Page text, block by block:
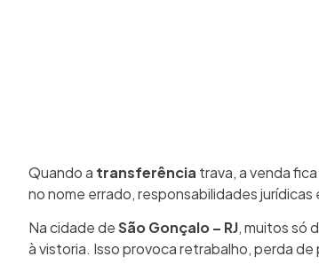
Quando a transferência trava, a venda
no nome errado, responsabilidades
Na cidade deSão Gonçalo – RJ, muitos só
à vistoria. Isso provoca retrabalho, perda